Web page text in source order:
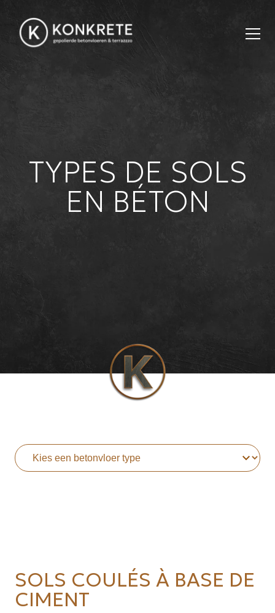
TYPES DE SOLS
EN BÉTON
SOLS COULÉS À BASE DE
CIMENT